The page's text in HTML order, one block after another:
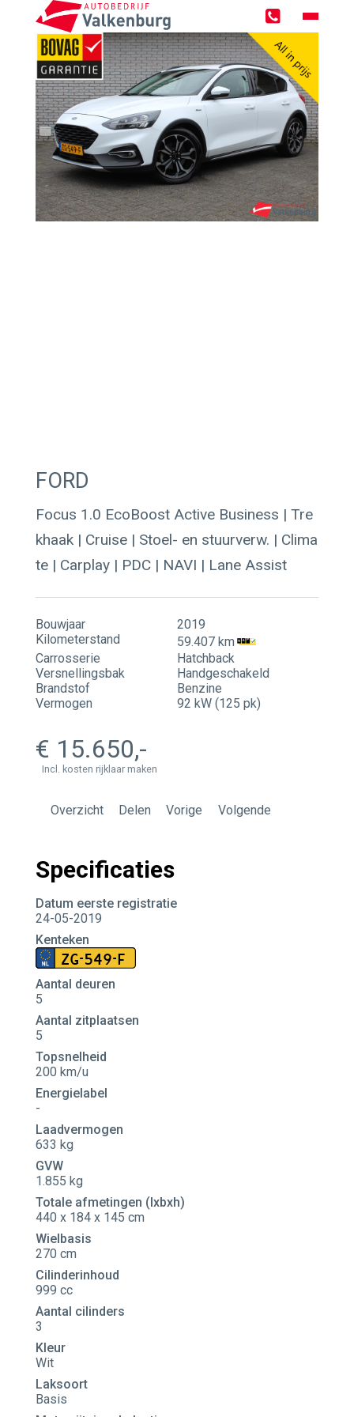
Home
Occasions
Zoekopdracht
Over ons
FORD
Focus 1.0 EcoBoost Active Business | Tre
khaak | Cruise | Stoel- en stuurverw. | Clima
te | Carplay | PDC | NAVI | Lane Assist
Bouwjaar
2019
Kilometerstand
59.407 km
Carrosserie
Hatchback
Versnellingsbak
Handgeschakeld
Brandstof
Benzine
Vermogen
92 kW (125 pk)
15.650
Incl. kosten rijklaar maken
Overzicht Delen Vorige Volgende
Specificaties
Datum eerste registratie
24-05-2019
Kenteken
ZG-549-F
Aantal deuren
5
Aantal zitplaatsen
5
Topsnelheid
200 km/u
Energielabel
-
Laadvermogen
633 kg
GVW
1.855 kg
Totale afmetingen (lxbxh)
440 x 184 x 145 cm
Wielbasis
270 cm
Cilinderinhoud
999 cc
Aantal cilinders
3
Kleur
Wit
Laksoort
Basis